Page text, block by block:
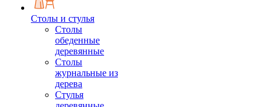
Столы и стулья
Столы
обеденные
деревянные
Столы
журнальные из
дерева
Стулья